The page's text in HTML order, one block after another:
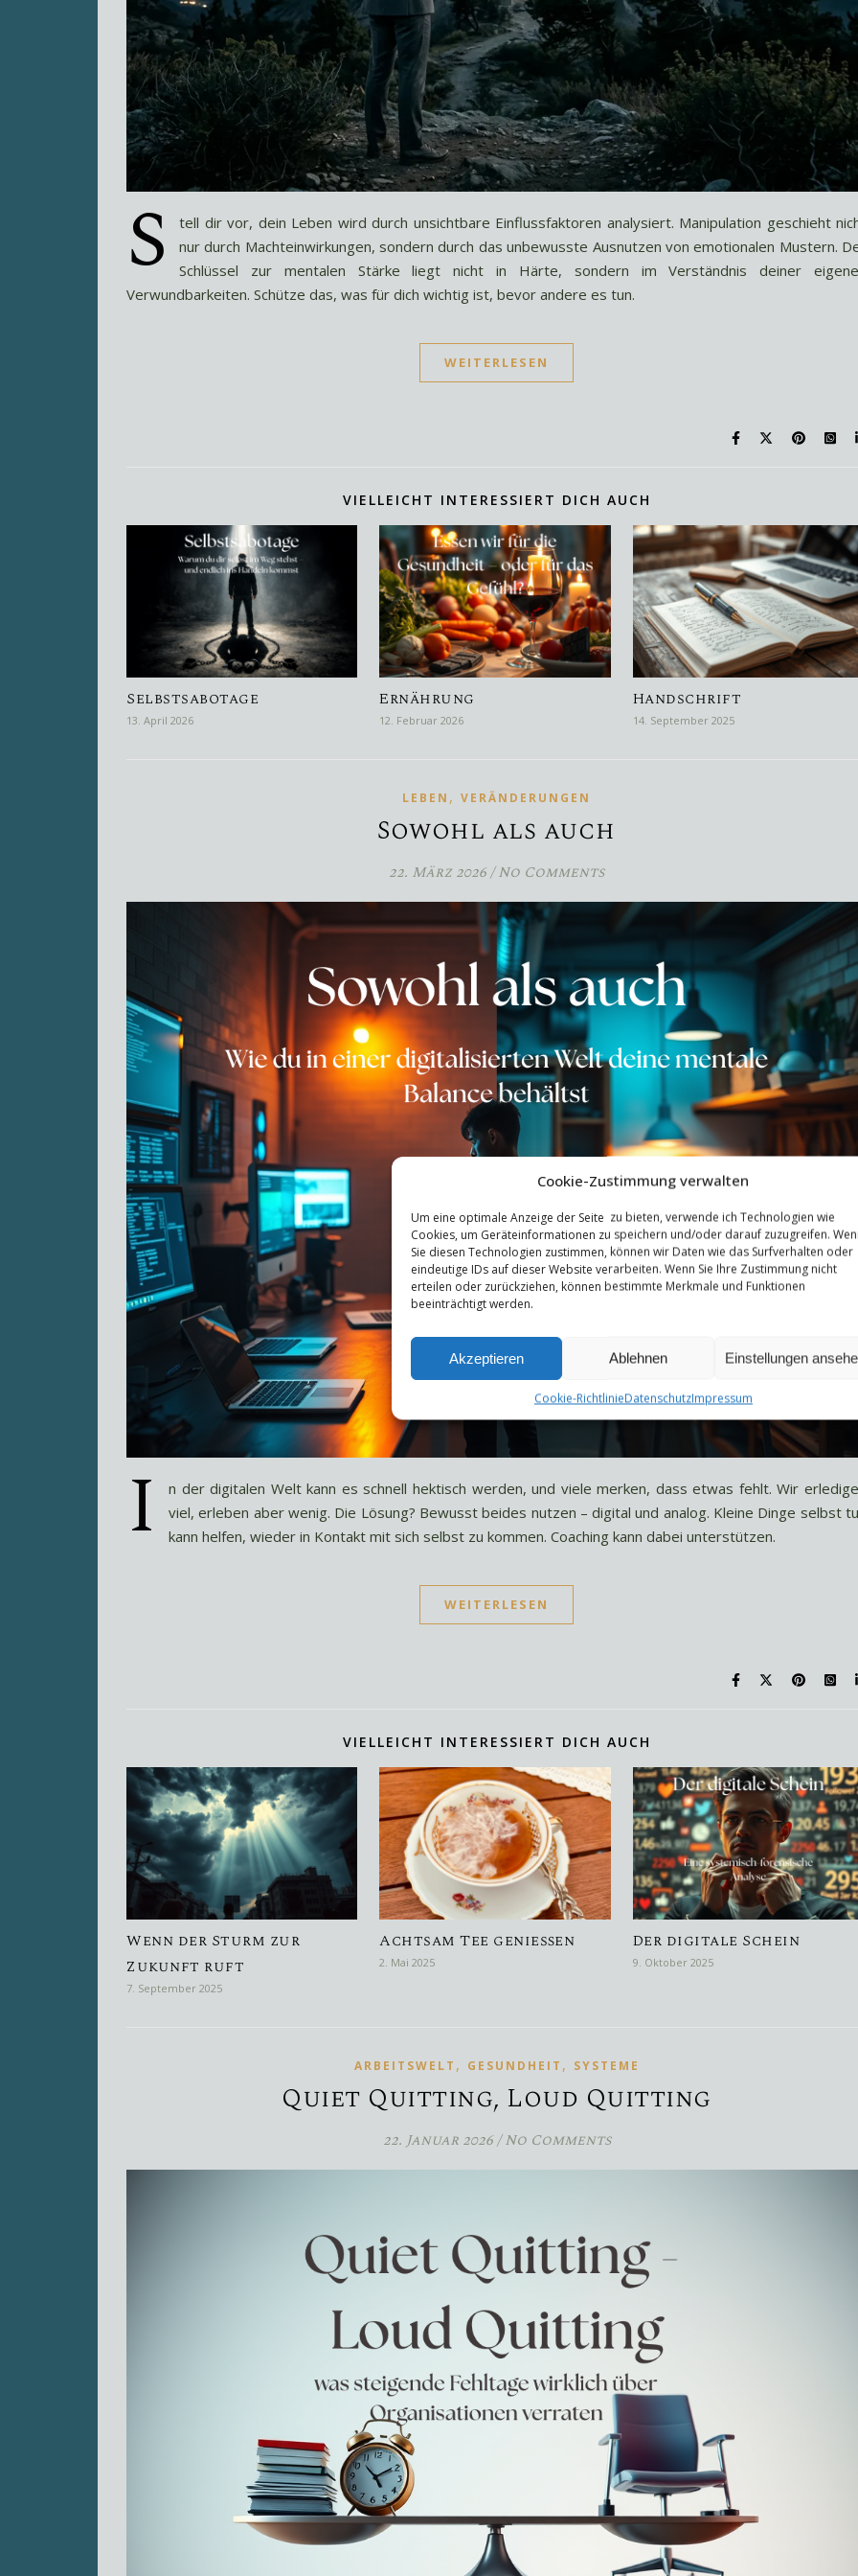
Cookie-Zustimmung verwalten
Um eine optimale Anzeige der Seite zu bieten, verwende ich Technologien wie
Cookies, um Geräteinformationen zu speichern und/oder darauf zuzugreifen.
Sie diesen Technologien zustimmen, können wir Daten wie das Surfverhalten oder
eindeutige IDs auf dieser Website verarbeiten. Wenn Sie Ihre Zustimmung nicht
erteilen oder zurückziehen, können bestimmte Merkmale und Funktionen
beeinträchtigt werden.
Akzeptieren Ablehnen Einstellungen
Cookie-RichtlinieDatenschutzImpressum
S
tell dir vor, dein Leben wird durch unsichtbare Einflussfaktoren analysiert. Manipulation geschieht
nur durch Machteinwirkungen, sondern durch das unbewusste Ausnutzen von emotionalen Mustern.
Schlüssel zur mentalen Stärke liegt nicht in Härte, sondern im Verständnis deiner
Verwundbarkeiten. Schütze das, was für dich wichtig ist, bevor andere es tun.
WEITERLESEN
VIELLEICHT INTERESSIERT DICH AUCH
Selbstsabotage
13. April 2026
Ernährung
12. Februar 2026
Handschrift
14. September 2025
LEBEN , VERÄNDERUNGEN
Sowohl als auch
22. März 2026/ No Comments
I
n der digitalen Welt kann es schnell hektisch werden, und viele merken, dass etwas fehlt. Wir
viel, erleben aber wenig. Die Lösung? Bewusst beides nutzen – digital und analog. Kleine Dinge selbst
kann helfen, wieder in Kontakt mit sich selbst zu kommen. Coaching kann dabei unterstützen.
WEITERLESEN
VIELLEICHT INTERESSIERT DICH AUCH
Wenn der Sturm zur
Zukunft ruft
7. September 2025
Achtsam Tee genießen
2. Mai 2025
Der digitale Schein
9. Oktober 2025
ARBEITSWELT , GESUNDHEIT , SYSTEME
Quiet Quitting, Loud Quitting
22. Januar 2026/ No Comments